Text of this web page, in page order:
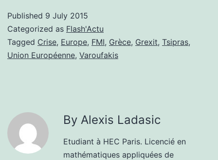
Published 9 July 2015
Categorized as Flash'Actu
Tagged Crise, Europe, FMI, Grèce, Grexit, Tsipras,
Union Européenne, Varoufakis
By Alexis Ladasic
Etudiant à HEC Paris. Licencié en
mathématiques appliquées de